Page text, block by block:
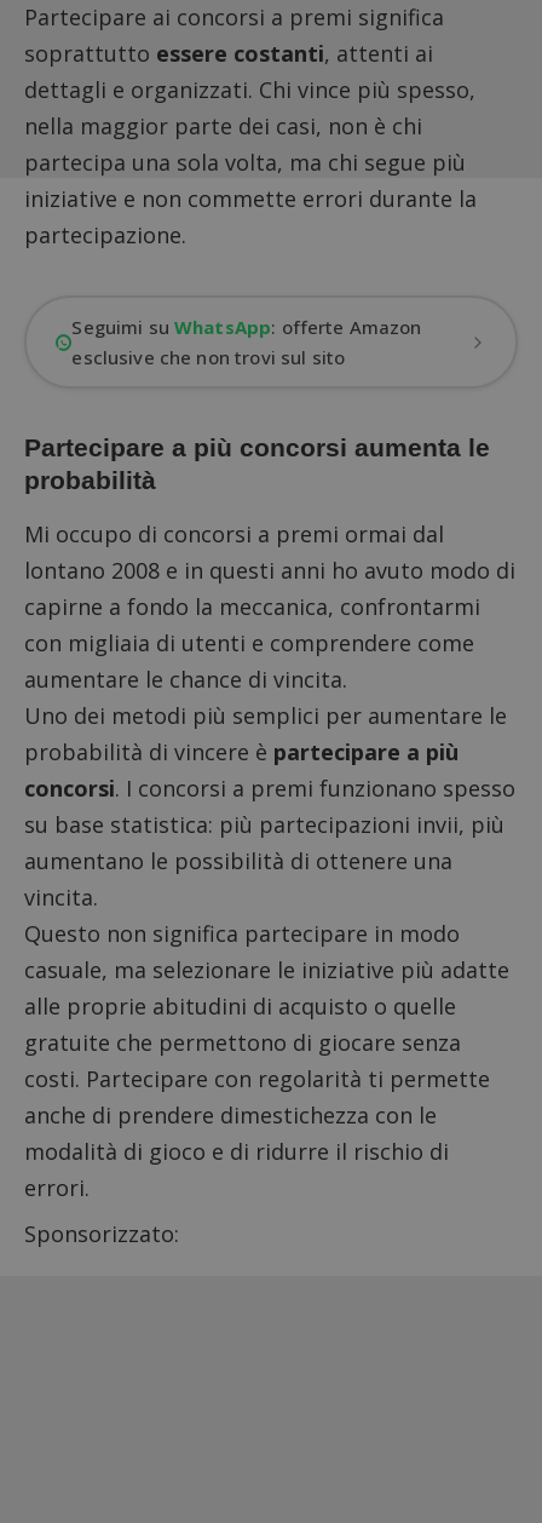
Partecipare ai concorsi a premi significa
soprattutto essere costanti, attenti ai
dettagli e organizzati. Chi vince più spesso,
nella maggior parte dei casi, non è chi
partecipa una sola volta, ma chi segue più
iniziative e non commette errori durante la
partecipazione.
Seguimi suWhatsApp: offerte Amazon
esclusive che non trovi sul sito
Partecipare a più concorsi aumenta le
probabilità
Mi occupo di concorsi a premi ormai dal
lontano 2008 e in questi anni ho avuto modo di
capirne a fondo la meccanica, confrontarmi
con migliaia di utenti e comprendere come
aumentare le chance di vincita.
Uno dei metodi più semplici per aumentare le
probabilità di vincere è partecipare a più
concorsi. I concorsi a premi funzionano spesso
su base statistica: più partecipazioni invii, più
aumentano le possibilità di ottenere una
vincita.
Questo non significa partecipare in modo
casuale, ma selezionare le iniziative più adatte
alle proprie abitudini di acquisto o quelle
gratuite che permettono di giocare senza
costi. Partecipare con regolarità ti permette
anche di prendere dimestichezza con le
modalità di gioco e di ridurre il rischio di
errori.
Sponsorizzato: